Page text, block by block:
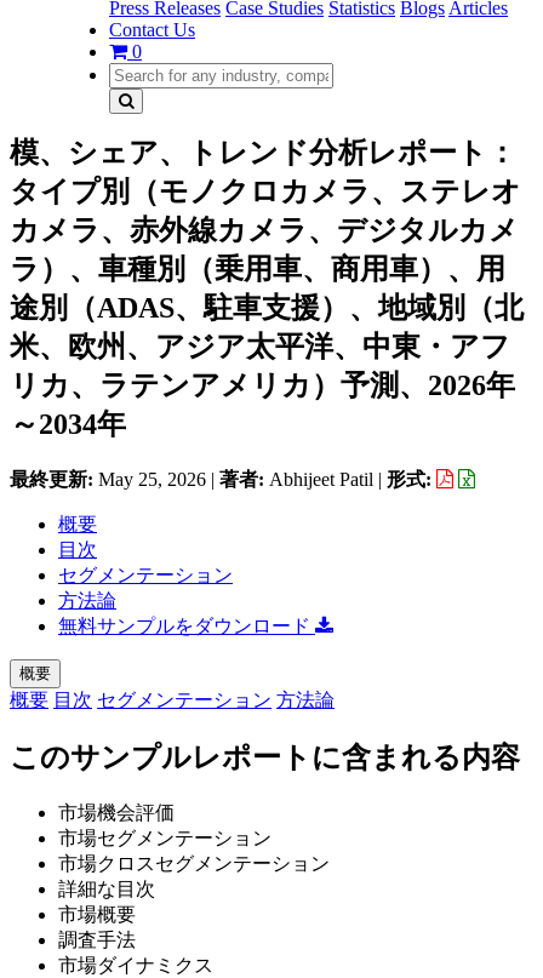
Press Releases Case Studies Statistics Blogs Articles
Contact Us
0
模、シェア、トレンド分析レポート：
タイプ別（モノクロカメラ、ステレオ
カメラ、赤外線カメラ、デジタルカメ
ラ）、車種別（乗用車、商用車）、用
途別（ADAS、駐車支援）、地域別（北
米、欧州、アジア太平洋、中東・アフ
リカ、ラテンアメリカ）予測、2026年
～2034年
最終更新: May 25, 2026 | 著者: Abhijeet Patil | 形式:
概要
目次
セグメンテーション
方法論
無料サンプルをダウンロード
概要
概要 目次 セグメンテーション 方法論
このサンプルレポートに含まれる内容
市場機会評価
市場セグメンテーション
市場クロスセグメンテーション
詳細な目次
市場概要
調査手法
市場ダイナミクス